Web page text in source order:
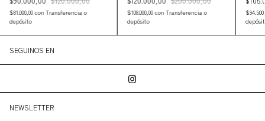
$81.000,00con Transferencia o
depósito
$108.000,00con Transferencia o
depósito
SEGUINOS EN
NEWSLETTER